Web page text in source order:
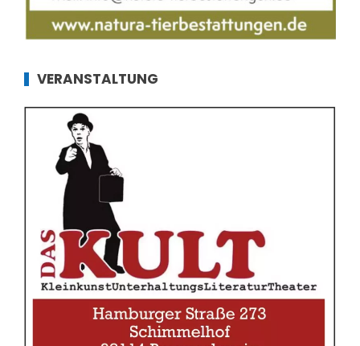
VERANSTALTUNG